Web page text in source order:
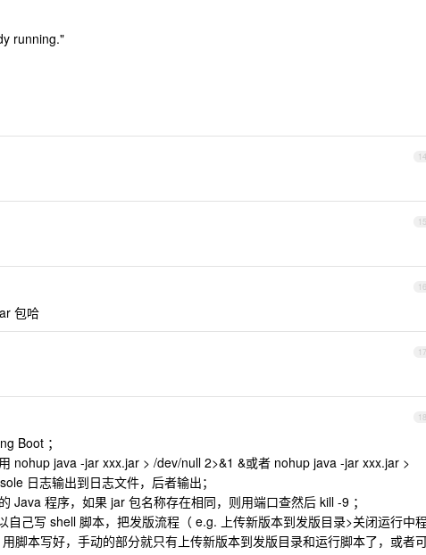
running."
14
15
16
包哈
17
18
Boot ；
nohup java -jar xxx.jar > /dev/null 2>&1 &或者 nohup java -jar xxx.jar >
日志输出到日志文件，后者输出；
Java 程序，如果 jar 包名称存在相同，则用端口查然后 kill -9 ；
自己写 shell 脚本，把发版流程（ e.g. 上传新版本到发版目录>关闭运行中
脚本写好，手动的部分就只有上传新版本到发版目录和运行脚本了，或者